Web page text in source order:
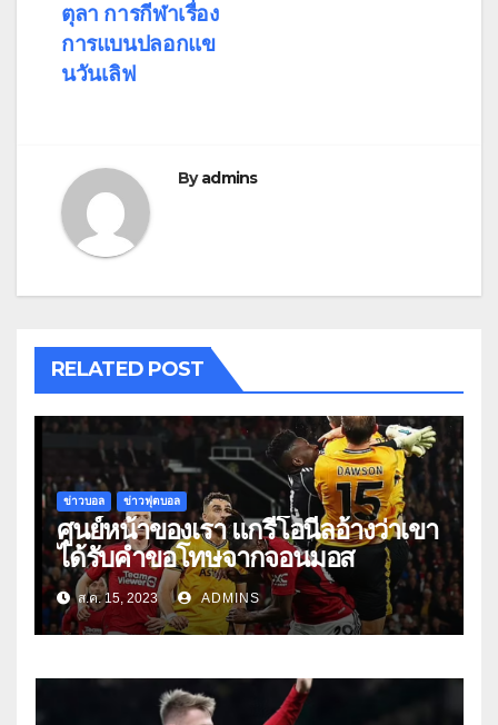
ตุลา การกีฬาเรื่อง
การแบนปลอกแข
นวันเลิฟ
Byadmins
RELATED POST
ข่าวบอล ข่าวฟุตบอล
ศูนย์หน้าของเรา แกรี่โอนีลอ้างว่าเขา
ได้รับคำขอโทษจากจอนมอส
ส.ค. 15, 2023 ADMINS